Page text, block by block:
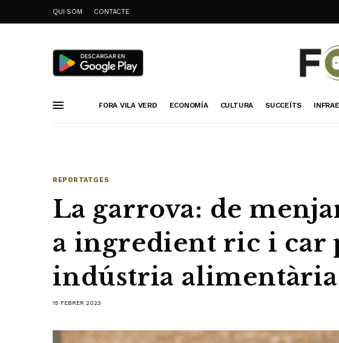
QUI SOM CONTACTE
FORA VILA VERD ECONOMÍA CULTURA SUCCEÏTS
REPORTATGES
La garrova: de
a ingredient ric i car
indústria alimentària
15 FEBRER 2023